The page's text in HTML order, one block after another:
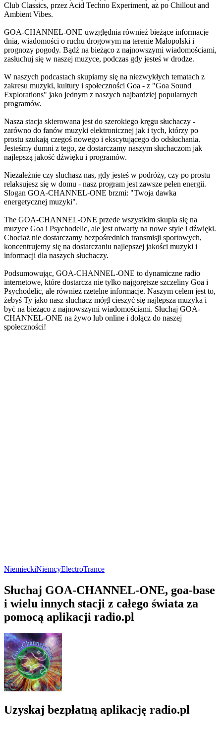
Club Classics, przez Acid Techno Experiment, aż po Chillout and
Ambient Vibes.
GOA-CHANNEL-ONE uwzględnia również bieżące informacje
dnia, wiadomości o ruchu drogowym na terenie Małopolski i
prognozy pogody. Bądź na bieżąco z najnowszymi wiadomościami,
zasłuchuj się w naszej muzyce, podczas gdy jesteś w drodze.
W naszych podcastach skupiamy się na niezwykłych tematach z
zakresu muzyki, kultury i społeczności Goa - z "Goa Sound
Explorations" jako jednym z naszych najbardziej popularnych
programów.
Nasza stacja skierowana jest do szerokiego kręgu słuchaczy -
zarówno do fanów muzyki elektronicznej jak i tych, którzy po
prostu szukają czegoś nowego i ekscytującego do odsłuchania.
Jesteśmy dumni z tego, że dostarczamy naszym słuchaczom jak
najlepszą jakość dźwięku i programów.
Niezależnie czy słuchasz nas, gdy jesteś w podróży, czy po prostu
relaksujesz się w domu - nasz program jest zawsze pełen energii.
Slogan GOA-CHANNEL-ONE brzmi: "Twoja dawka
energetycznej muzyki".
The GOA-CHANNEL-ONE przede wszystkim skupia się na
muzyce Goa i Psychodelic, ale jest otwarty na nowe style i dźwięki.
Chociaż nie dostarczamy bezpośrednich transmisji sportowych,
koncentrujemy się na dostarczaniu najlepszej jakości muzyki i
informacji dla naszych słuchaczy.
Podsumowując, GOA-CHANNEL-ONE to dynamiczne radio
internetowe, które dostarcza nie tylko najgorętsze szczeliny Goa i
Psychodelic, ale również rzetelne informacje. Naszym celem jest to,
żebyś Ty jako nasz słuchacz mógł cieszyć się najlepsza muzyka i
być na bieżąco z najnowszymi wiadomościami. Słuchaj GOA-
CHANNEL-ONE na żywo lub online i dołącz do naszej
społeczności!
NiemieckiNiemcyElectroTrance
Słuchaj GOA-CHANNEL-ONE, goa-base
i wielu innych stacji z całego świata za
pomocą aplikacji radio.pl
Uzyskaj bezpłatną aplikację radio.pl